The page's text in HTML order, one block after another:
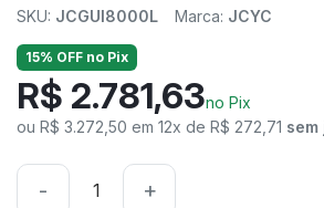
SKU: JCGUI8000L Marca: JCYC
15% OFF no Pix
R$ 2.781,63no Pix
ou R$ 3.272,50 em 12x de R$ 272,71 sem
- +